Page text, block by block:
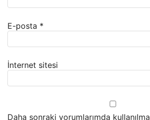
E-posta *
İnternet sitesi
Daha sonraki yorumlarımda